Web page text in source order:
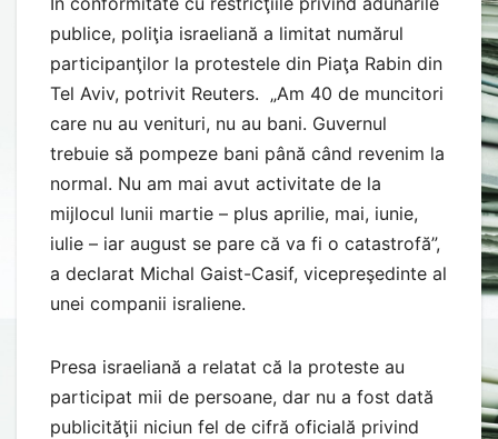
publice, poliţia israeliană a limitat numărul
participanţilor la protestele din Piaţa Rabin din
Tel Aviv, potrivit Reuters. „Am 40 de muncitori
care nu au venituri, nu au bani. Guvernul
trebuie să pompeze bani până când revenim la
normal. Nu am mai avut activitate de la
mijlocul lunii martie – plus aprilie, mai, iunie,
iulie – iar august se pare că va fi o catastrofă”,
a declarat Michal Gaist-Casif, vicepreşedinte al
unei companii israliene.
Presa israeliană a relatat că la proteste au
participat mii de persoane, dar nu a fost dată
publicităţii niciun fel de cifră oficială privind